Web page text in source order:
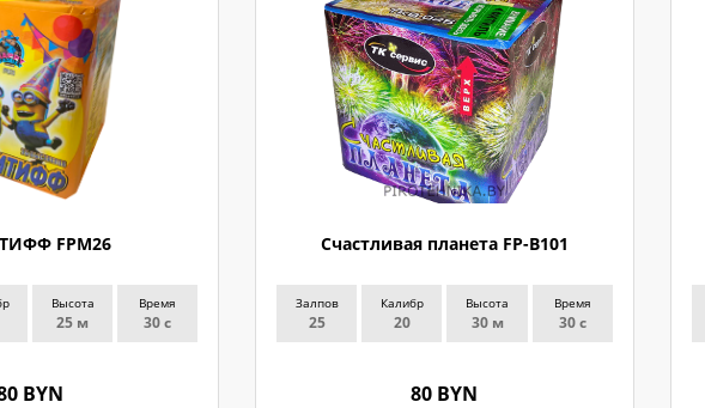
FPM26
Высота
25 м
Время
30 с
BYN
Счастливая планета FP-B101
Залпов
25
Калибр
20
Высота
30 м
Время
30 с
80 BYN